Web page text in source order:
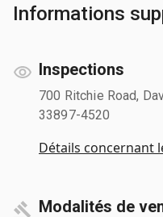
Informations
Inspections
700 Ritchie Road,
33897-4520
Détails concernant
Modalités de